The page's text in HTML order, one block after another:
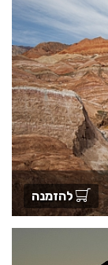
להזמנה